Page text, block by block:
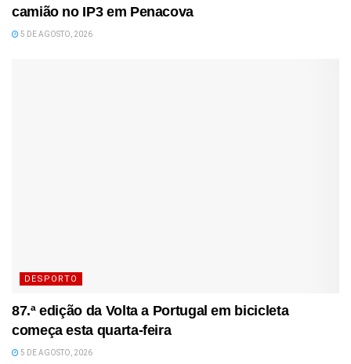
camião no IP3 em Penacova
5 DE AGOSTO, 2026
DESPORTO
87.ª edição da Volta a Portugal em bicicleta
começa esta quarta-feira
5 DE AGOSTO, 2026